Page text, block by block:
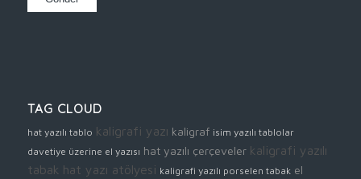
TAG CLOUD
hat yazılı tablo kaligrafi yazı kaligraf isim yazılı tablolar
davetiye üzerine el yazısı hat yazılı çerçeveler kaligrafi yazılı
tabak hat yazı atölyesi kaligrafi yazılı porselen tabak el